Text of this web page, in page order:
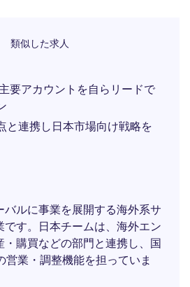
類似した求人
要アカウントを自らリードで
と連携し日本市場向け戦略を
バルに事業を展開する海外系サ
です。日本チームは、海外エン
・購買などの部門と連携し、国
営業・調整機能を担っていま